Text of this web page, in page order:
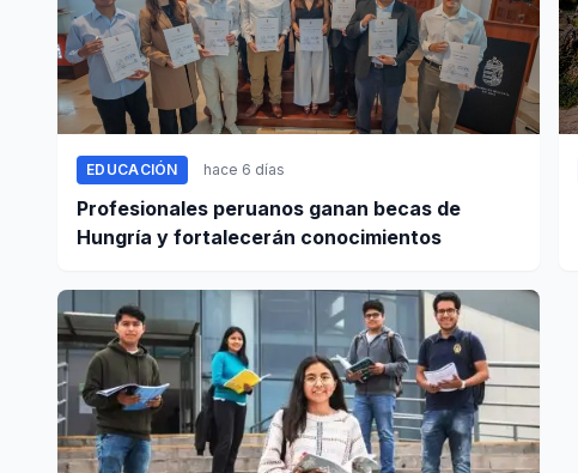
EDUCACIÓN hace 6 días
Profesionales peruanos ganan becas de
Hungría y fortalecerán conocimientos